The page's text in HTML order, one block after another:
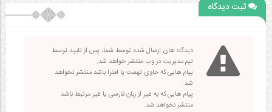
ثبت دیدگاه
دیدگاه های ارسال شده توسط شما، پس از تایید توسط
تیم مدیریت در وب منتشر خواهد شد.
پیام هایی که حاوی تهمت یا افترا باشد منتشر نخواهد
شد.
پیام هایی که به غیر از زبان فارسی یا غیر مرتبط باشد
منتشر نخواهد شد.